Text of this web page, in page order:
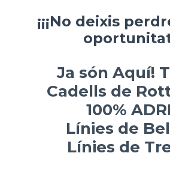
¡¡¡No deixis
Ja són Aquí!
Cadells de
100%
Línies de
Línies de